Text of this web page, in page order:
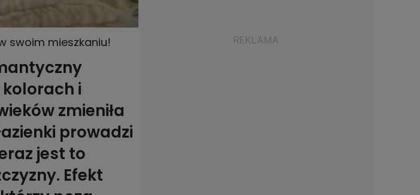
swoim mieszkaniu!
i
zmieniła
prowadzi
jest to
Efekt